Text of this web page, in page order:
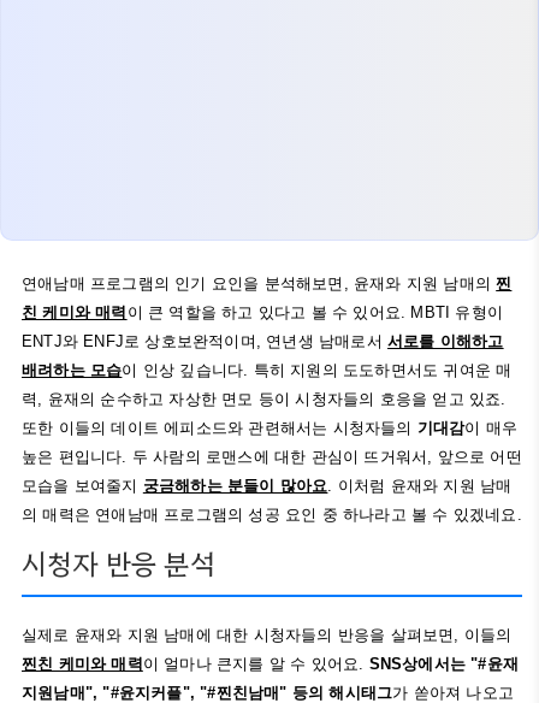
연애남매 프로그램의 인기 요인을 분석해보면, 윤재와 지원 남매의찐
친 케미와 매력 이 큰 역할을 하고 있다고 볼 수 있어요. MBTI 유형이
ENTJ와 ENFJ로 상호보완적이며, 연년생 남매로서 서로를 이해하고
배려하는 모습이 인상 깊습니다. 특히 지원의 도도하면서도 귀여운 매
력, 윤재의 순수하고 자상한 면모 등이 시청자들의 호응을 얻고 있죠.
또한 이들의 데이트 에피소드와 관련해서는 시청자들의 기대감이 매우
높은 편입니다. 두 사람의 로맨스에 대한 관심이 뜨거워서, 앞으로 어떤
모습을 보여줄지 궁금해하는 분들이 많아요. 이처럼 윤재와 지원 남매
의 매력은 연애남매 프로그램의 성공 요인 중 하나라고 볼 수 있겠네요.
시청자 반응 분석
실제로 윤재와 지원 남매에 대한 시청자들의 반응을 살펴보면, 이들의
찐친 케미와 매력 이 얼마나 큰지를 알 수 있어요. SNS상에서는 "#윤재
지원남매", "#윤지커플", "#찐친남매" 등의 해시태그가 쏟아져 나오고